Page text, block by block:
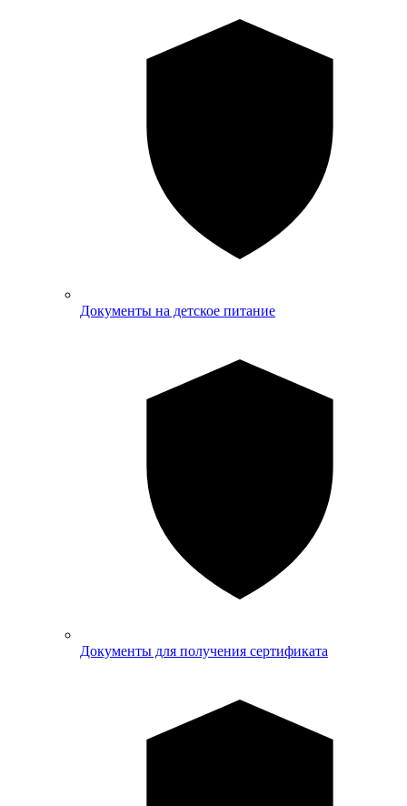
Документы на детское питание
Документы для получения сертификата